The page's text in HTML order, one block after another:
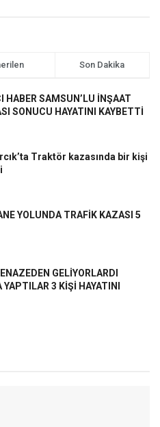
Son Dakika
HABER SAMSUN’LU İNŞAAT
SONUCU HAYATINI KAYBETTİ
Traktör kazasında bir kişi
YOLUNDA TRAFİK KAZASI 5
GELİYORLARDI
YAPTILAR 3 KİŞİ HAYATINI